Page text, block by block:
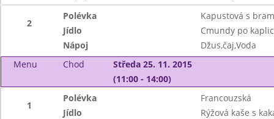
2
Polévka
Kapustová s
Jídlo
Cmundy po
Nápoj
Džus,čaj,Voda
Menu
Chod
Středa 25. 11. 2015
(11:00 - 14:00)
1
Polévka
Francouzská
Jídlo
Rýžová kaše s